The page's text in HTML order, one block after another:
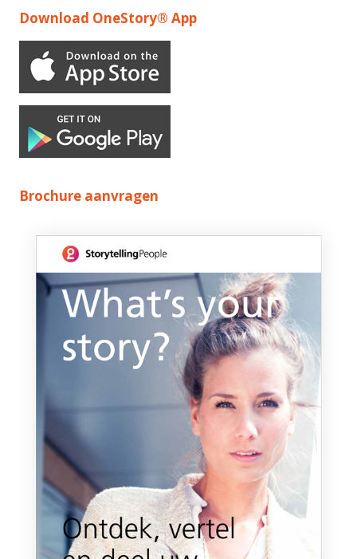
Download OneStory® App
Brochure aanvragen